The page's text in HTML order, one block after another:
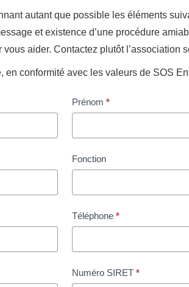
autant que possible les éléments
et existence d’une procédure
aider. Contactez plutôt l’association
conformité avec les valeurs de SOS
Prénom *
Fonction
Téléphone *
Numéro SIRET *